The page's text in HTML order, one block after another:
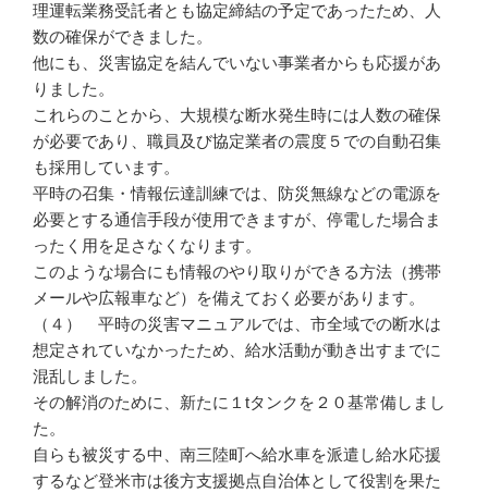
理運転業務受託者とも協定締結の予定であったため、人
数の確保ができました。
他にも、災害協定を結んでいない事業者からも応援があ
りました。
これらのことから、大規模な断水発生時には人数の確保
が必要であり、職員及び協定業者の震度５での自動召集
も採用しています。
平時の召集・情報伝達訓練では、防災無線などの電源を
必要とする通信手段が使用できますが、停電した場合ま
ったく用を足さなくなります。
このような場合にも情報のやり取りができる方法（携帯
メールや広報車など）を備えておく必要があります。
（４） 平時の災害マニュアルでは、市全域での断水は
想定されていなかったため、給水活動が動き出すまでに
混乱しました。
その解消のために、新たに１tタンクを２０基常備しまし
た。
自らも被災する中、南三陸町へ給水車を派遣し給水応援
するなど登米市は後方支援拠点自治体として役割を果た